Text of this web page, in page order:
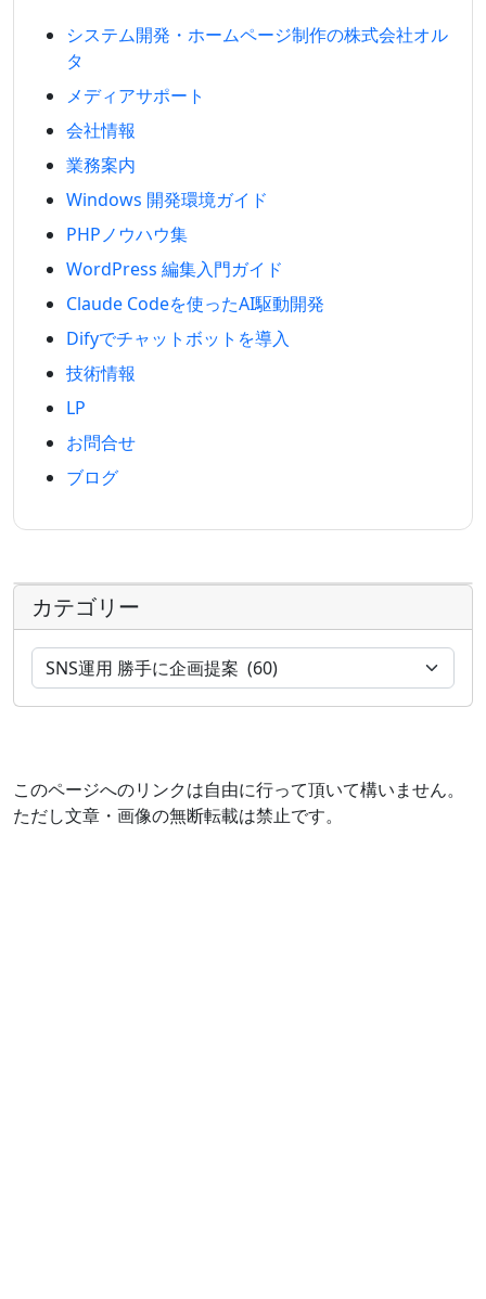
システム開発・ホームページ制作の株式会社オル
タ
メディアサポート
会社情報
業務案内
Windows 開発環境ガイド
PHPノウハウ集
WordPress 編集入門ガイド
Claude Codeを使ったAI駆動開発
Difyでチャットボットを導入
技術情報
LP
お問合せ
ブログ
カテゴリー
このページへのリンクは自由に行って頂いて構いません。
ただし文章・画像の無断転載は禁止です。